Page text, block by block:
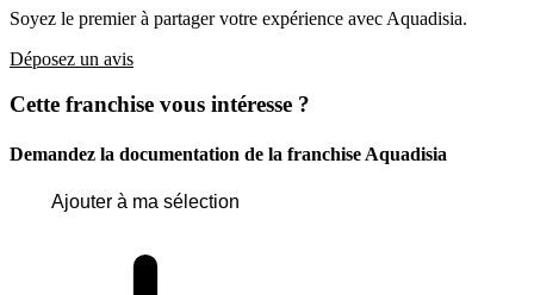
Soyez le premier à partager votre expérience avec Aquadisia.
Déposez un avis
Cette franchise vous intéresse ?
Demandez la documentation de la franchise Aquadisia
Ajouter à ma sélection